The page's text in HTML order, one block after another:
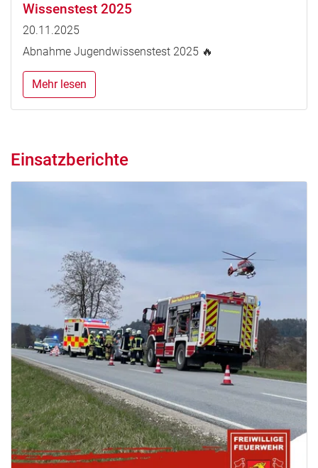
Wissenstest 2025
20.11.2025
Abnahme Jugendwissenstest 2025 🔥
Mehr lesen
Einsatzberichte